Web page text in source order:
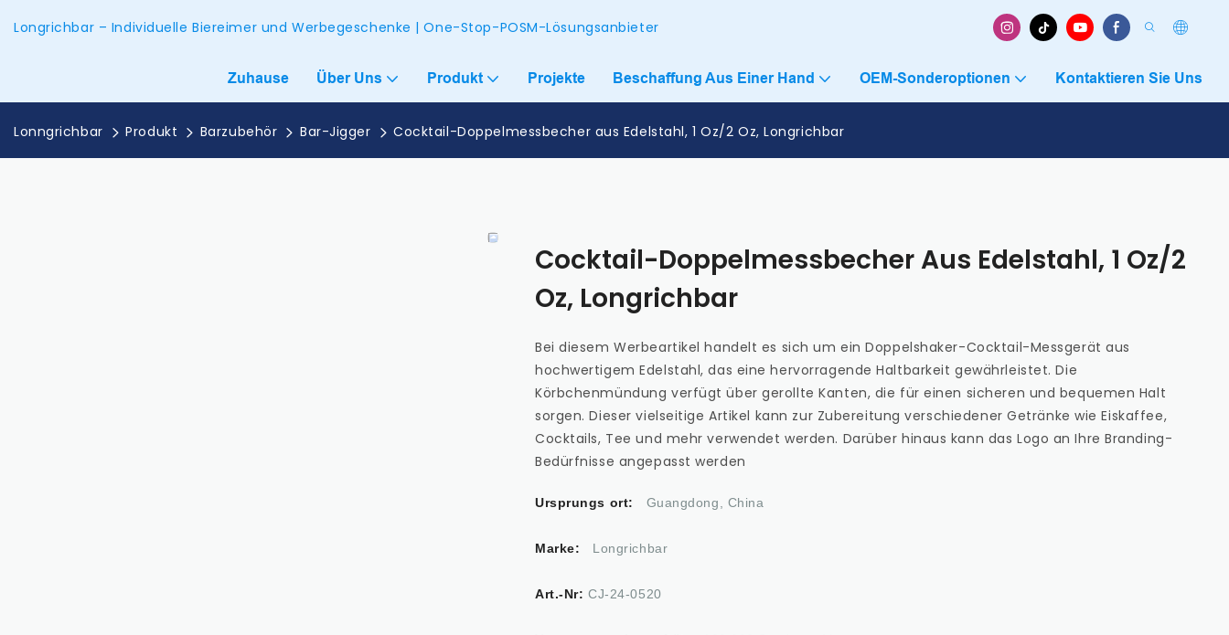
Longrichbar – Individuelle Biereimer und Werbegeschenke | One-Stop-POSM-Lösungsanbieter
Zuhause Über Uns Produkt Projekte Beschaffung Aus Einer Hand OEM-Sonderoptionen Kontaktieren Sie Uns
Lonngrichbar Produkt Barzubehör Bar-Jigger Cocktail-Doppelmessbecher aus Edelstahl, 1 Oz/2 Oz, Longrichbar
Cocktail-Doppelmessbecher Aus Edelstahl, 1 Oz/2
Oz, Longrichbar
Bei diesem Werbeartikel handelt es sich um ein Doppelshaker-Cocktail-Messgerät aus
hochwertigem Edelstahl, das eine hervorragende Haltbarkeit gewährleistet. Die
Körbchenmündung verfügt über gerollte Kanten, die für einen sicheren und bequemen Halt
sorgen. Dieser vielseitige Artikel kann zur Zubereitung verschiedener Getränke wie Eiskaffee,
Cocktails, Tee und mehr verwendet werden. Darüber hinaus kann das Logo an Ihre Branding-
Bedürfnisse angepasst werden
Ursprungs ort: Guangdong, China
Marke: Longrichbar
Art.-Nr:CJ-24-0520